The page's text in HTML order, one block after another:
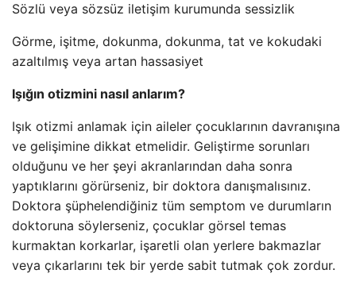
Sözlü veya sözsüz iletişim kurumunda sessizlik
Görme, işitme, dokunma, dokunma, tat ve kokudaki
azaltılmış veya artan hassasiyet
Işığın otizmini nasıl anlarım?
Işık otizmi anlamak için aileler çocuklarının davranışına
ve gelişimine dikkat etmelidir. Geliştirme sorunları
olduğunu ve her şeyi akranlarından daha sonra
yaptıklarını görürseniz, bir doktora danışmalısınız.
Doktora şüphelendiğiniz tüm semptom ve durumların
doktoruna söylerseniz, çocuklar görsel temas
kurmaktan korkarlar, işaretli olan yerlere bakmazlar
veya çıkarlarını tek bir yerde sabit tutmak çok zordur.